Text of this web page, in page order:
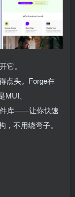
它。
点头。Forge在
、
件库——让你快速
不用绕弯子。